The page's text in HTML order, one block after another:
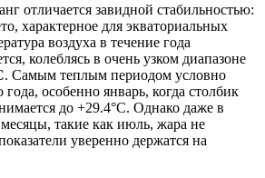
отличается завидной стабильностью:
характерное для экваториальных
воздуха в течение года
колеблясь в очень узком диапазоне
. Самым теплым периодом условно
особенно январь, когда столбик
до +29.4°C. Однако даже в
такие как июль, жара не
уверенно держатся на